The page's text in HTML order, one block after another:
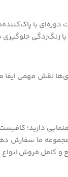
با
یا زنگ‌زدگی
نقش مهمی ایفا
دارید؛
مجموعه ما سفارش
و کامل فروش انواع